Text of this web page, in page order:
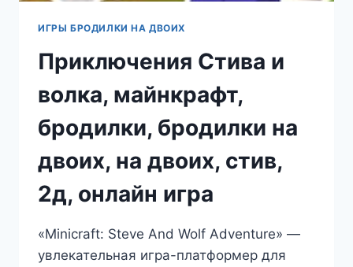
ИГРЫ БРОДИЛКИ НА ДВОИХ
Приключения Стива и
волка, майнкрафт,
бродилки, бродилки на
двоих, на двоих, стив,
2д, онлайн игра
«Minicraft: Steve And Wolf Adventure» —
увлекательная игра-платформер для